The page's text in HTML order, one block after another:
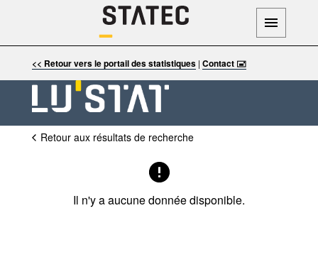
<< Retour vers le portail des statistiques| Contact 🖃
Retour aux résultats de recherche
Il n'y a aucune donnée disponible.